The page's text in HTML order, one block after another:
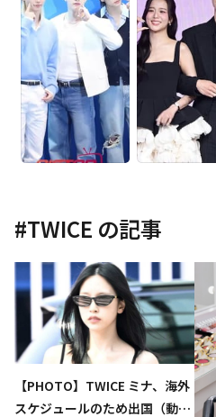
#TWICE の記事
【PHOTO】TWICE ミナ、海外
スケジュールのため出国（動画